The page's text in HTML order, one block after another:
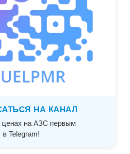
НА КАНАЛ
ценах на АЗС первым
в Telegram!